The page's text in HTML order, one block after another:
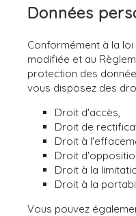
Données
Conformément à la loi
modifiée et au
protection des
vous disposez des
Droit d'accès,
Droit de
Droit à
Droit
Droit à la
Droit à la
Vous pouvez